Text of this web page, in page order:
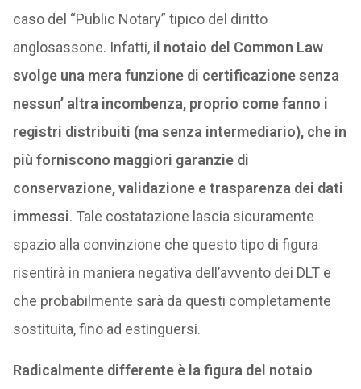
caso del “Public Notary” tipico del diritto
anglosassone. Infatti, i l notaio del Common Law
svolge una mera funzione di certificazione senza
nessun’ altra incombenza, proprio come fanno i
registri distribuiti (ma senza intermediario), che in
più forniscono maggiori garanzie di
conservazione, validazione e trasparenza dei dati
immessi. Tale costatazione lascia sicuramente
spazio alla convinzione che questo tipo di figura
risentirà in maniera negativa dell’avvento dei DLT e
che probabilmente sarà da questi completamente
sostituita, fino ad estinguersi.
Radicalmente differente è la figura del notaio